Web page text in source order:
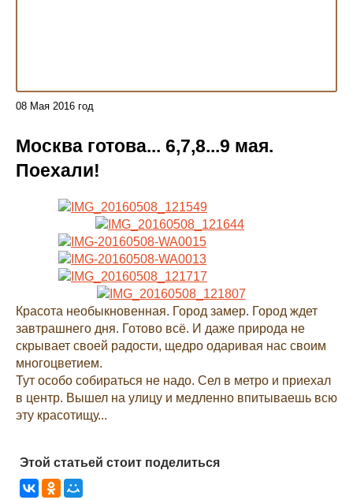
08 Мая 2016 год
Москва готова... 6,7,8...9 мая.
Поехали!
Красота необыкновенная. Город замер. Город ждет
завтрашнего дня. Готово всё. И даже природа не
скрывает своей радости, щедро одаривая нас своим
многоцветием.
Тут особо собираться не надо. Сел в метро и приехал
в центр. Вышел на улицу и медленно впитываешь всю
эту красотищу...
Этой статьей стоит поделиться